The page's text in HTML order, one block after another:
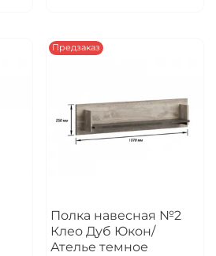
Предзаказ
Полка навесная №2
Клео Дуб Юкон/
Ателье темное